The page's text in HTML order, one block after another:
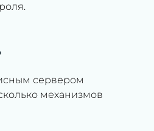
сервером
механизмов